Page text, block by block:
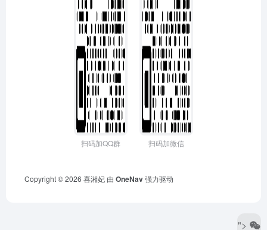
扫码加QQ群 扫码加微信
Copyright © 2026 喜湘妃 由 OneNav强力驱动
">